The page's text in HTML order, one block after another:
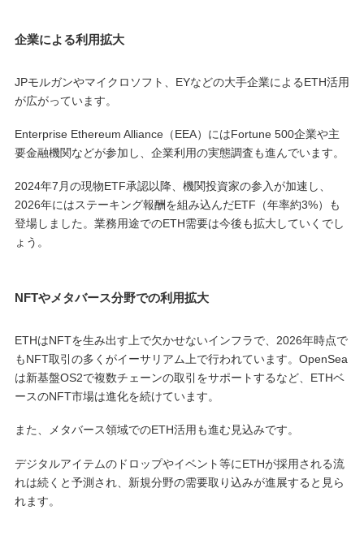
企業による利用拡大
JPモルガンやマイクロソフト、EYなどの大手企業によるETH活用
が広がっています。
Enterprise Ethereum Alliance（EEA）にはFortune 500企業や主
要金融機関などが参加し、企業利用の実態調査も進んでいます。
2024年7月の現物ETF承認以降、機関投資家の参入が加速し、
2026年にはステーキング報酬を組み込んだETF（年率約3%）も
登場しました。業務用途でのETH需要は今後も拡大していくでし
ょう。
NFTやメタバース分野での利用拡大
ETHはNFTを生み出す上で欠かせないインフラで、2026年時点で
もNFT取引の多くがイーサリアム上で行われています。OpenSea
は新基盤OS2で複数チェーンの取引をサポートするなど、ETHベ
ースのNFT市場は進化を続けています。
また、メタバース領域でのETH活用も進む見込みです。
デジタルアイテムのドロップやイベント等にETHが採用される流
れは続くと予測され、新規分野の需要取り込みが進展すると見ら
れます。